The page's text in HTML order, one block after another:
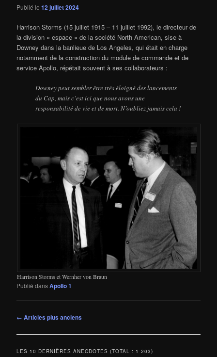
Publié le12 juillet 2024
Harrison Storms (15 juillet 1915 – 11 juillet 1992), le directeur de
la division « espace » de la société North American, sise à
Downey dans la banlieue de Los Angeles, qui était en charge
notamment de la construction du module de commande et de
service Apollo, répétait souvent à ses collaborateurs :
Downey peut sembler être très éloigné des lancements
du Cap, mais c’est ici que nous avons une
responsabilité de vie et de mort. N’oubliez jamais cela !
Harrison Storms et Wernher von Braun
Publié dansApollo 1
Navigation
articles
← Articles plus anciens
LES 10 DERNIÈRES ANECDOTES (TOTAL : 1 203)